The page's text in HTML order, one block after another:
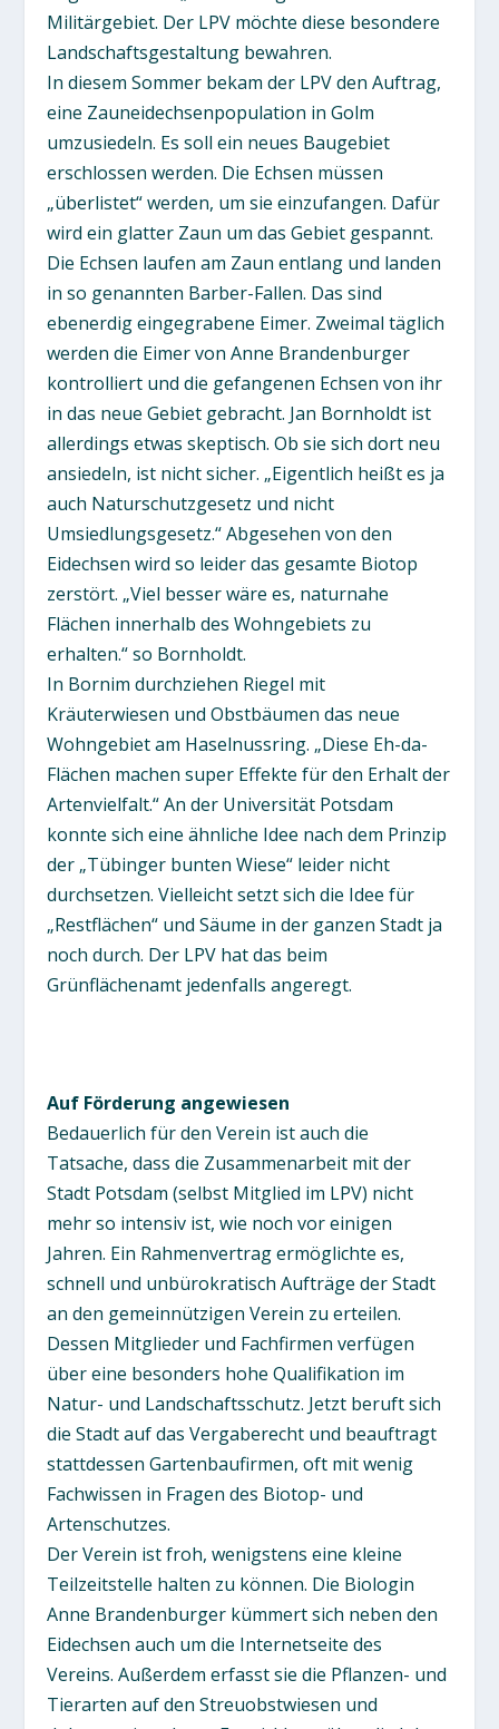
Militärgebiet. Der LPV möchte diese besondere
Landschaftsgestaltung bewahren.
In diesem Sommer bekam der LPV den Auftrag,
eine Zauneidechsenpopulation in Golm
umzusiedeln. Es soll ein neues Baugebiet
erschlossen werden. Die Echsen müssen
„überlistet“ werden, um sie einzufangen. Dafür
wird ein glatter Zaun um das Gebiet gespannt.
Die Echsen laufen am Zaun entlang und landen
in so genannten Barber-Fallen. Das sind
ebenerdig eingegrabene Eimer. Zweimal täglich
werden die Eimer von Anne Brandenburger
kontrolliert und die gefangenen Echsen von ihr
in das neue Gebiet gebracht. Jan Bornholdt ist
allerdings etwas skeptisch. Ob sie sich dort neu
ansiedeln, ist nicht sicher. „Eigentlich heißt es ja
auch Naturschutzgesetz und nicht
Umsiedlungsgesetz.“ Abgesehen von den
Eidechsen wird so leider das gesamte Biotop
zerstört. „Viel besser wäre es, naturnahe
Flächen innerhalb des Wohngebiets zu
erhalten.“ so Bornholdt.
In Bornim durchziehen Riegel mit
Kräuterwiesen und Obstbäumen das neue
Wohngebiet am Haselnussring. „Diese Eh-da-
Flächen machen super Effekte für den Erhalt der
Artenvielfalt.“ An der Universität Potsdam
konnte sich eine ähnliche Idee nach dem Prinzip
der „Tübinger bunten Wiese“ leider nicht
durchsetzen. Vielleicht setzt sich die Idee für
„Restflächen“ und Säume in der ganzen Stadt ja
noch durch. Der LPV hat das beim
Grünflächenamt jedenfalls angeregt.
Auf Förderung angewiesen
Bedauerlich für den Verein ist auch die
Tatsache, dass die Zusammenarbeit mit der
Stadt Potsdam (selbst Mitglied im LPV) nicht
mehr so intensiv ist, wie noch vor einigen
Jahren. Ein Rahmenvertrag ermöglichte es,
schnell und unbürokratisch Aufträge der Stadt
an den gemeinnützigen Verein zu erteilen.
Dessen Mitglieder und Fachfirmen verfügen
über eine besonders hohe Qualifikation im
Natur- und Landschaftsschutz. Jetzt beruft sich
die Stadt auf das Vergaberecht und beauftragt
stattdessen Gartenbaufirmen, oft mit wenig
Fachwissen in Fragen des Biotop- und
Artenschutzes.
Der Verein ist froh, wenigstens eine kleine
Teilzeitstelle halten zu können. Die Biologin
Anne Brandenburger kümmert sich neben den
Eidechsen auch um die Internetseite des
Vereins. Außerdem erfasst sie die Pflanzen- und
Tierarten auf den Streuobstwiesen und